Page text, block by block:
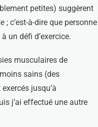
petites) suggèrent
; c’est-à-dire que personne
un défi d’exercice.
musculaires de
sains (des
jusqu’à
j’ai effectué une autre